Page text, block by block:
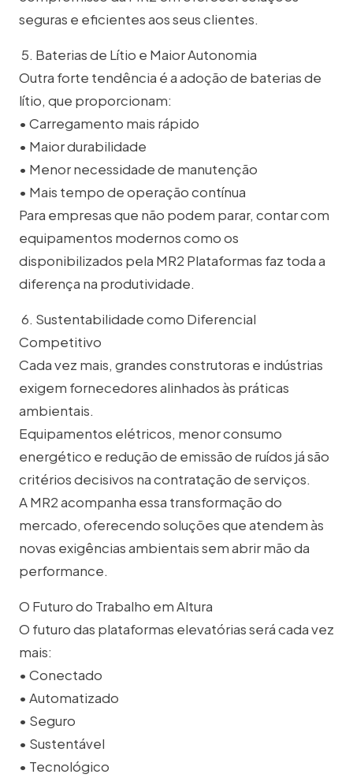
seguras e eficientes aos seus clientes.
5. Baterias de Lítio e Maior Autonomia
Outra forte tendência é a adoção de baterias de
lítio, que proporcionam:
• Carregamento mais rápido
• Maior durabilidade
• Menor necessidade de manutenção
• Mais tempo de operação contínua
Para empresas que não podem parar, contar com
equipamentos modernos como os
disponibilizados pela MR2 Plataformas faz toda a
diferença na produtividade.
6. Sustentabilidade como Diferencial
Competitivo
Cada vez mais, grandes construtoras e indústrias
exigem fornecedores alinhados às práticas
ambientais.
Equipamentos elétricos, menor consumo
energético e redução de emissão de ruídos já são
critérios decisivos na contratação de serviços.
A MR2 acompanha essa transformação do
mercado, oferecendo soluções que atendem às
novas exigências ambientais sem abrir mão da
performance.
O Futuro do Trabalho em Altura
O futuro das plataformas elevatórias será cada vez
mais:
• Conectado
• Automatizado
• Seguro
• Sustentável
• Tecnológico